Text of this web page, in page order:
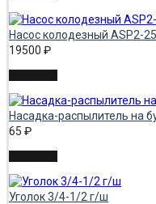
Насос колодезный ASP2-
19500 ₽
Насадка-распылитель на
65 ₽
Уголок 3/4-1/2 г/ш